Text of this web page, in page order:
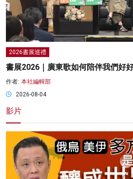
2026書展巡禮
書展2026｜廣東歌如何陪伴我們好
作者: 本社編輯部
2026-08-04
影片